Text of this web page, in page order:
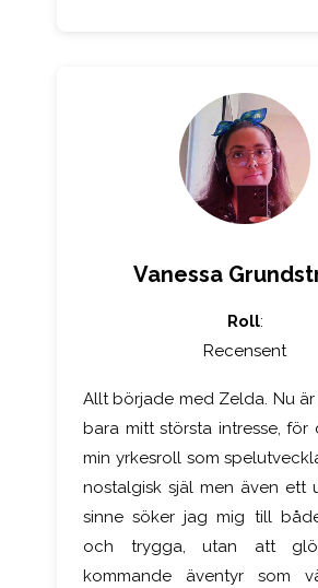
Vanessa
Roll:
Recensent
Allt började med Zelda. Nu
bara mitt största intresse, för
min yrkesroll som
nostalgisk själ men även ett
sinne söker jag mig till
och trygga, utan att
kommande äventyr som